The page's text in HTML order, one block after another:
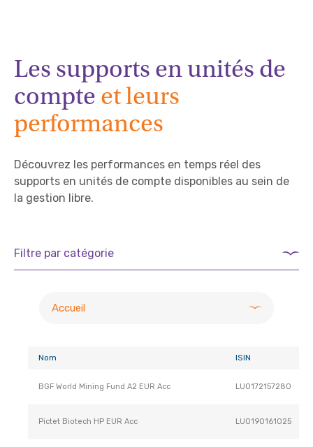
Les supports en unités de
compte et leurs
performances
Découvrez les performances en temps réel des
supports en unités de compte disponibles au sein de
la gestion libre.
Filtre par catégorie
Accueil
Nom ISIN
BGF World Mining Fund A2 EUR Acc LU0172157280
Pictet Biotech HP EUR Acc LU0190161025